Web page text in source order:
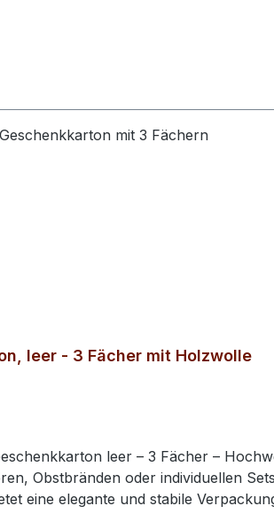
leer - 3 Fächer mit Holzwolle
leer – 3 Fächer –
oder individuellen Sets. Perfekt für
für deine Lieblingsspirituosen. Ob du ein individuelles Präsentset für Freunde, Familie oder